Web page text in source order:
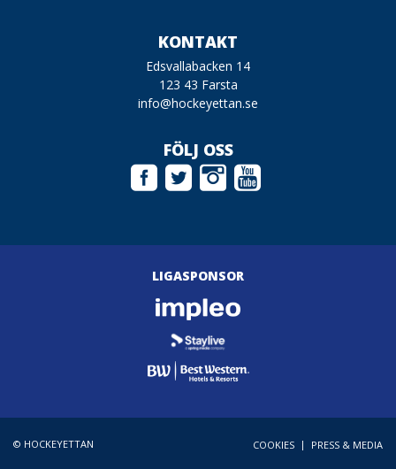
KONTAKT
Edsvallabacken 14
123 43 Farsta
info@hockeyettan.se
FÖLJ OSS
LIGASPONSOR
© HOCKEYETTAN COOKIES | PRESS & MEDIA